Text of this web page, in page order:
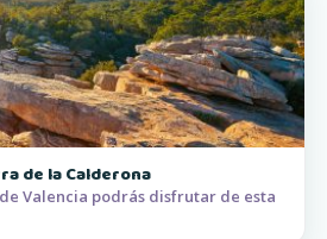
de la Calderona
Valencia podrás disfrutar de esta